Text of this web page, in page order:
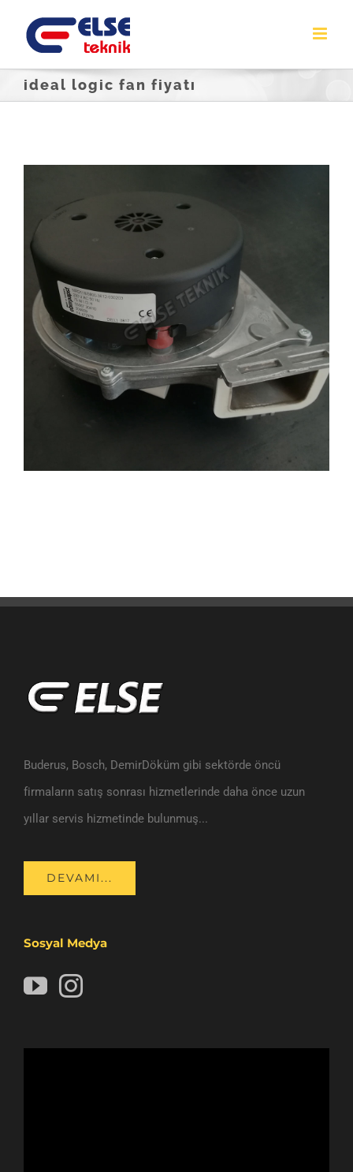
content
ideal logic fan fiyatı
Buderus, Bosch, DemirDöküm gibi sektörde öncü
firmaların satış sonrası hizmetlerinde daha önce uzun
yıllar servis hizmetinde bulunmuş...
DEVAMI...
Sosyal Medya